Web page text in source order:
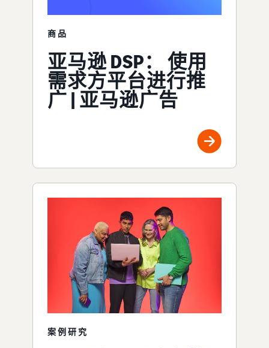
商品
亚马逊 DSP： 使用
需求方平台进行推
广 | 亚马逊广告
案例研究